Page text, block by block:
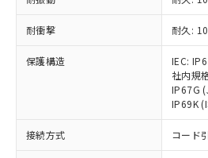
耐衝撃 耐久:
保護構造
IEC:
社内規
IP67G
IP69K
接続方式 コード
記載している更新日
タに基づき作成され
覧された時点での実
準価格とは異なる場
了承ください。
正式な納期状況およ
様のお取引先、また
ムロン制御機器販売
ご相談ください。
*EU RoHS指令（10物質）：
鉛(Pb) 1000ppm以下、 水銀(Hg)
類(PBB) 1000ppm以下、ポリ臭化
(PBDE) 1000ppm以下、フタル酸
ル) (DEHP)(別名：DOP)
ルベンジル（BBP） 1000ppm以
（DBP） 1000ppm以下、フタル
但し、RoHS指令で産業用監視およ
*中国RoHS10物質の基準値 (GB/
Cr(Ⅵ)(六価クロム) : 1000ppm、
ニル類) : 1000ppm、 PBDEs(ポリ
DBP(フタル酸ジブチル) :
イソブチル) : 1000ppm、 BBP(フ
DEHP(フタル酸ビス(2-エチルヘキ
または国外への提供
国政府の輸出許可(ま
当社は規制貨物を破
全に破砕するなど、
いよう必要な手段を
当社は貴社製品を、
ル、化学兵器、生物
一定数以上の在
一定数には満た
在庫なし(最新の